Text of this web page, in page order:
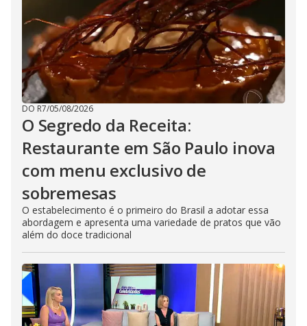
DO R7/05/08/2026
O Segredo da Receita:
Restaurante em São Paulo inova
com menu exclusivo de
sobremesas
O estabelecimento é o primeiro do Brasil a adotar essa
abordagem e apresenta uma variedade de pratos que vão
além do doce tradicional